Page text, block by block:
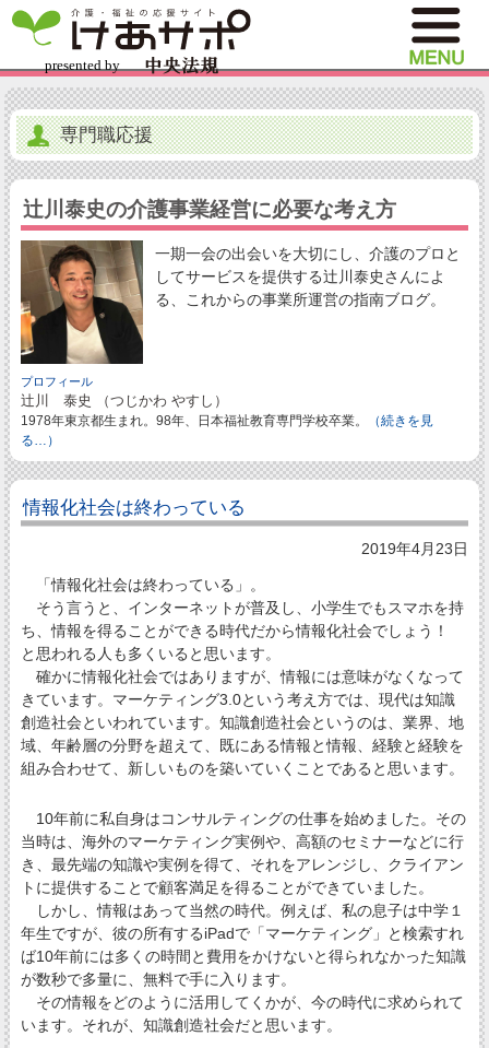
専門職応援
辻川泰史の介護事業経営に必要な考え方
一期一会の出会いを大切にし、介護のプロと
してサービスを提供する辻川泰史さんによ
る、これからの事業所運営の指南ブログ。
プロフィール
辻川 泰史 （つじかわ やすし）
1978年東京都生まれ。98年、日本福祉教育専門学校卒業。
（続きを見
る…）
情報化社会は終わっている
2019年4月23日
「情報化社会は終わっている」。
そう言うと、インターネットが普及し、小学生でもスマホを持
ち、情報を得ることができる時代だから情報化社会でしょう！
と思われる人も多くいると思います。
確かに情報化社会ではありますが、情報には意味がなくなって
きています。マーケティング3.0という考え方では、現代は知識
創造社会といわれています。知識創造社会というのは、業界、地
域、年齢層の分野を超えて、既にある情報と情報、経験と経験を
組み合わせて、新しいものを築いていくことであると思います。
10年前に私自身はコンサルティングの仕事を始めました。その
当時は、海外のマーケティング実例や、高額のセミナーなどに行
き、最先端の知識や実例を得て、それをアレンジし、クライアン
トに提供することで顧客満足を得ることができていました。
しかし、情報はあって当然の時代。例えば、私の息子は中学１
年生ですが、彼の所有するiPadで「マーケティング」と検索すれ
ば10年前には多くの時間と費用をかけないと得られなかった知識
が数秒で多量に、無料で手に入ります。
その情報をどのように活用してくかが、今の時代に求められて
います。それが、知識創造社会だと思います。